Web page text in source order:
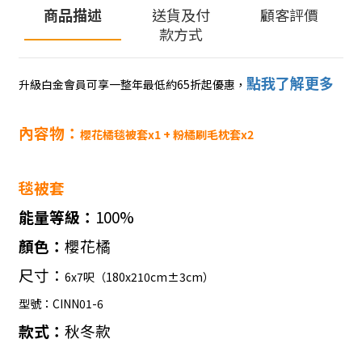
商品描述
送貨及付
款方式
顧客評價
升級白金會員可享一整年最低約65折起優惠 ， 點我了解更多
內容物： 櫻花橘毯被套x1 + 粉橘刷毛枕套x2
毯被套
能量等級： 100%
顏色： 櫻花橘
尺寸： 6x7呎（180x210cm±3cm）
型號： CINN01-6
款式： 秋冬款